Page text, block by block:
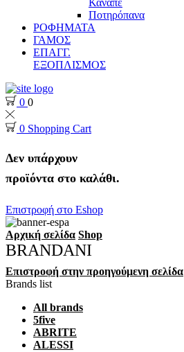
Καναπέ
Ποτηρόπανα
ΡΟΦΗΜΑΤΑ
ΓΑΜΟΣ
ΕΠΑΓΓ.
ΕΞΟΠΛΙΣΜΟΣ
0 0
0 Shopping Cart
Δεν υπάρχουν
προϊόντα στο καλάθι.
Επιστροφή στο Eshop
Αρχική σελίδα Shop
BRANDANI
Επιστροφή στην προηγούμενη σελίδα
Brands list
All brands
5five
ABRITE
ALESSI